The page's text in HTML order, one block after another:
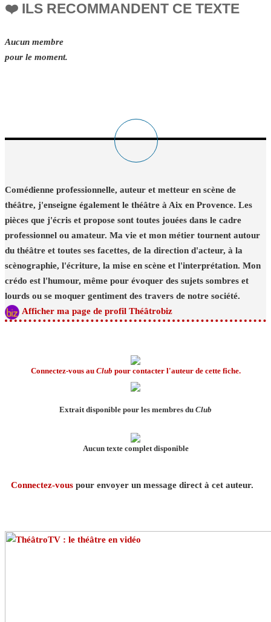
❤️ ILS RECOMMANDENT CE TEXTE
Aucun membre
pour le moment.
Comédienne professionnelle, auteur et metteur en scène de
théâtre, j'enseigne également le théâtre à Aix en Provence. Les
pièces que j'écris et propose sont toutes jouées dans le cadre
professionnel ou amateur. Ma vie et mon métier tournent autour
du théâtre et toutes ses facettes, de la direction d'acteur, à la
scènographie, l'écriture, la mise en scène et l'interprétation. Mon
crédo est l'humour, même pour évoquer des sujets sombres et
lourds ou se moquer gentiment des travers de notre société.
Afficher ma page de profil Théâtrobiz
Connectez-vous au Club pour contacter l'auteur de cette fiche.
Extrait disponible pour les membres du Club
Aucun texte complet disponible
Connectez-vous pour envoyer un message direct à cet auteur.